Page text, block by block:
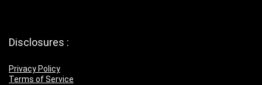
Disclosures :
Privacy Policy
Terms of Service